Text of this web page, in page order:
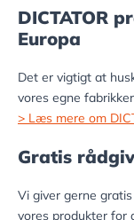
DICTATOR
Europa
Det er vigtigt at
vores egne
> Læs mere om
Gratis
Vi giver gerne
vores produkter for